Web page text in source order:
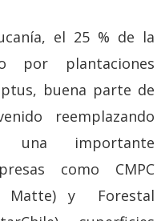
el 25 % de la
por plantaciones
buena parte de
reemplazando
una importante
como CMPC
Matte) y Forestal